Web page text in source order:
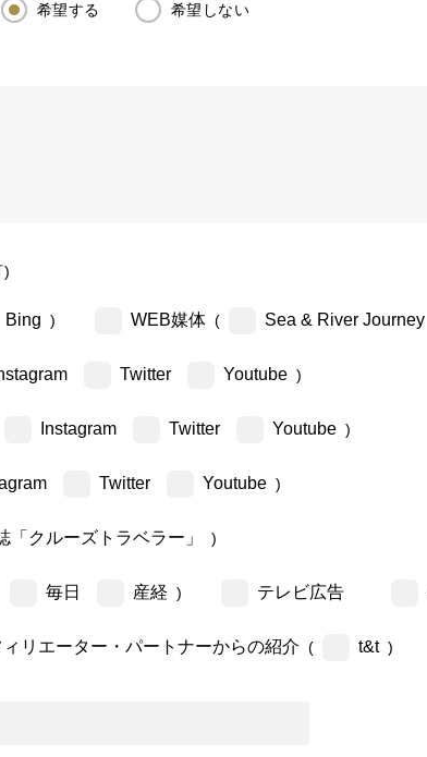
希望する 希望しない
)
Bing ) WEB媒体 ( Sea & River Journey
Twitter Youtube )
Instagram Twitter Youtube )
Twitter Youtube )
「クルーズトラベラー」 )
毎日 産経 ) テレビ広告
リエーター・パートナーからの紹介 ( t&t )